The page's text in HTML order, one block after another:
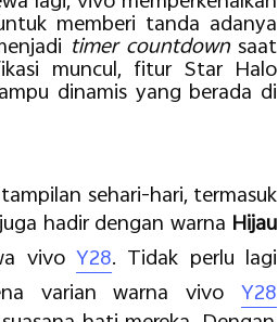
memberi tanda adanya
timer countdownsaat
muncul, fitur Star Halo
dinamis yang berada di
sehari-hari, termasuk
hadir dengan warna Hijau
vivoY28. Tidak perlu lagi
varian warna vivoY28